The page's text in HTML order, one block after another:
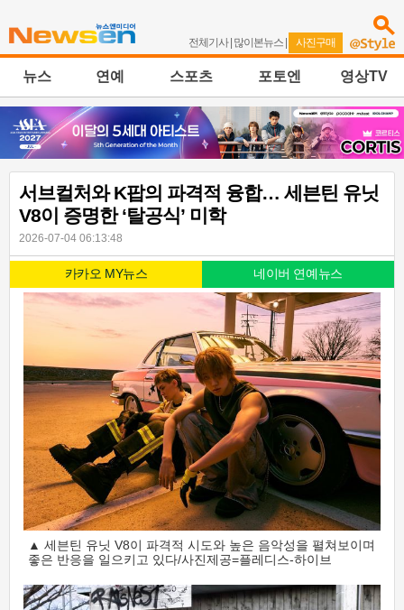
전체기사| 많이본뉴스 | 사진구매
뉴스 연예 스포츠 포토엔 영상TV
서브컬처와 K팝의 파격적 융합… 세븐틴 유닛
V8이 증명한 ‘탈공식’ 미학
2026-07-04 06:13:48
카카오 MY뉴스 네이버 연예뉴스
▲ 세븐틴 유닛 V8이 파격적 시도와 높은 음악성을 펼쳐보이며
좋은 반응을 일으키고 있다/사진제공=플레디스-하이브